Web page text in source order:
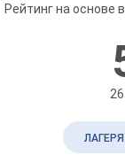
Рейтинг на основе